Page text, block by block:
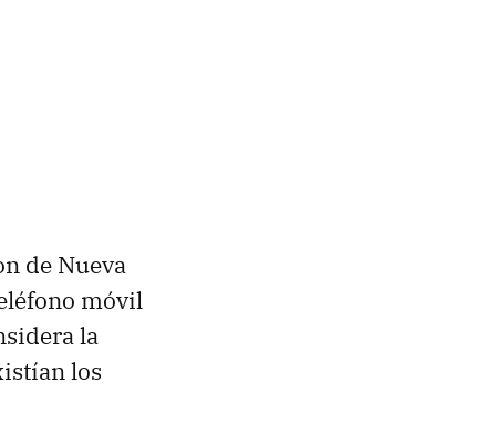
de Nueva
móvil
la
los